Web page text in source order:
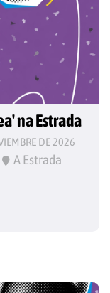
na Estrada
DE 2026
A Estrada